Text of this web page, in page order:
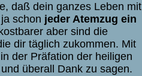
daß dein ganzes Leben mit
schon jeder Atemzug ein
aber sind die
dir täglich zukommen. Mit
der Präfation der heiligen
überall Dank zu sagen.